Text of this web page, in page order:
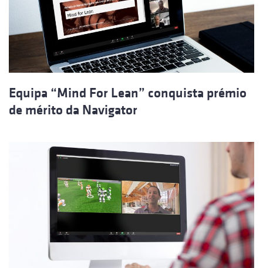
Equipa “Mind For Lean” conquista prémio
de mérito da Navigator